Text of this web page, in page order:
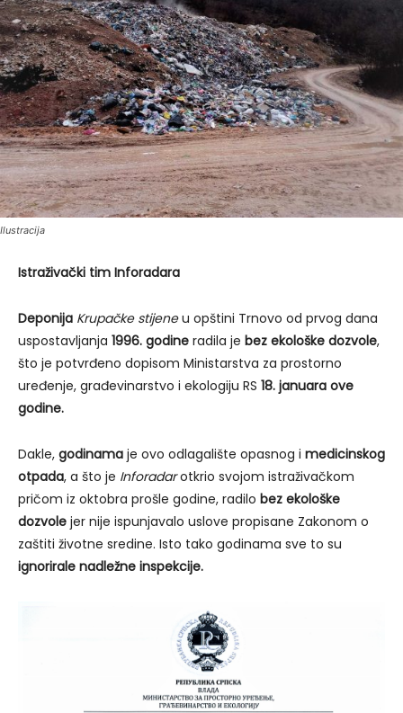
Ilustracija
Istraživački tim Inforadara
Deponija Krupačke stijeneu opštini Trnovo od prvog dana
uspostavljanja 1996. godine radila je bez ekološke dozvole,
što je potvrđeno dopisom Ministarstva za prostorno
uređenje, građevinarstvo i ekologiju RS 18. januara ove
godine.
Dakle, godinama je ovo odlagalište opasnog i medicinskog
otpada, a što je Inforadarotkrio svojom istraživačkom
pričom iz oktobra prošle godine, radilo bez ekološke
dozvole jer nije ispunjavalo uslove propisane Zakonom o
zaštiti životne sredine. Isto tako godinama sve to su
ignorirale nadležne inspekcije.